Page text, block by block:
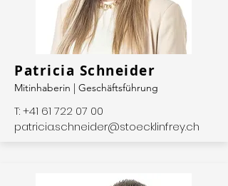
Patricia Schneider
Mitinhaberin | Geschäftsführung
T:+41 61 722 07 00
patricia.schneider@stoecklinfrey.ch